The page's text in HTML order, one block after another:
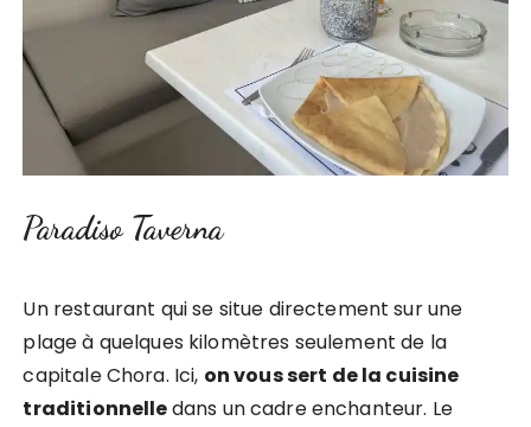
Paradiso Taverna
Un restaurant qui se situe directement sur une
plage à quelques kilomètres seulement de la
capitale Chora. Ici, on vous sert de la cuisine
traditionnelledans un cadre enchanteur. Le